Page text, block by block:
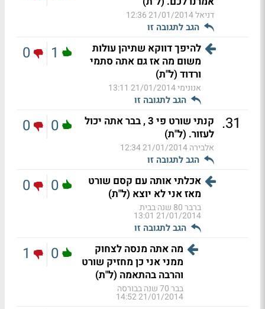
דניאל21/01/2014 12:36
הגב לתגובה זו
להיפך דווקא שתיהן עולות
משום מה אז גם אתה סתמי
ורדוד (ל"ת)
אנונימי21/01/2014 13:11
הגב לתגובה זו
1
0
31
.
קנתי שורט פי 3 , בבר אתה יכול
לעזור. (ל"ת)
אלבירה21/01/2014 12:34
הגב לתגובה זו
0
0
אכלתי אותה עם קסם שורט
מאז אני לא יוצא (ל"ת)
ברבר 80 שנה בבית
21/01/2014 13:01
הגב לתגובה זו
0
0
מה אתה מנסה לצחוק
ממני אני כן מחזיק שורט
והרבה בהתאמה (ל"ת)
בבר 70 שנה בבורסה
21/01/2014 14:52
0
1